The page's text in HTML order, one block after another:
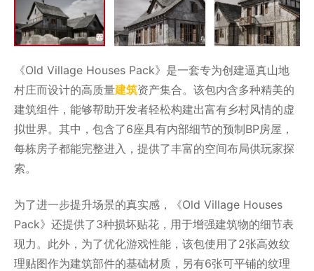
《Old Village Houses Pack》是一套专为创建逼真山地
村庄而设计的高质量建筑资产集合。该包内含多种精美的
建筑组件，能够帮助开发者轻松构建出富有乡村风情的虚
拟世界。其中，包含了6座具有内部细节的预制BP房屋，
每栋房子都能完整进入，提供了丰富的空间布局供玩家探
索。
为了进一步提升场景的真实感，《Old Village Houses
Pack》还提供了3种损坏贴花，用于增强建筑物的细节表
现力。此外，为了优化游戏性能，该包使用了2张高效纹
理贴图作为建筑部件的基础材质，另有6张可平铺的纹理